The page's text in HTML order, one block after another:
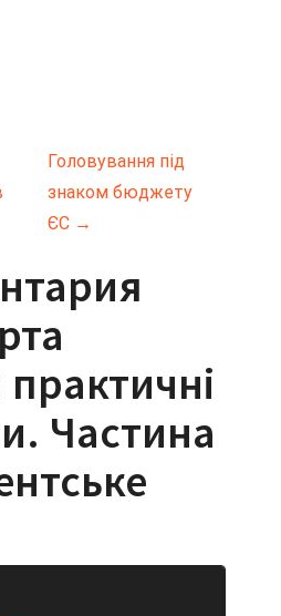
Головування під
знаком бюджету
ЄС →
Частина